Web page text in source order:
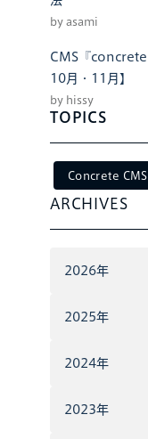
by asami
CMS『
10月・11月】
by hissy
TOPICS
Concrete CMS
ARCHIVES
2026年
2025年
2024年
2023年